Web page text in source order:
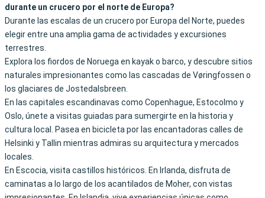
durante un crucero por el norte de Europa?
Durante las escalas de un crucero por Europa del Norte, puedes
elegir entre una amplia gama de actividades y excursiones
terrestres.
Explora los fiordos de Noruega en kayak o barco, y descubre sitios
naturales impresionantes como las cascadas de Vøringfossen o
los glaciares de Jostedalsbreen.
En las capitales escandinavas como Copenhague, Estocolmo y
Oslo, únete a visitas guiadas para sumergirte en la historia y
cultura local. Pasea en bicicleta por las encantadoras calles de
Helsinki y Tallin mientras admiras su arquitectura y mercados
locales.
En Escocia, visita castillos históricos. En Irlanda, disfruta de
caminatas a lo largo de los acantilados de Moher, con vistas